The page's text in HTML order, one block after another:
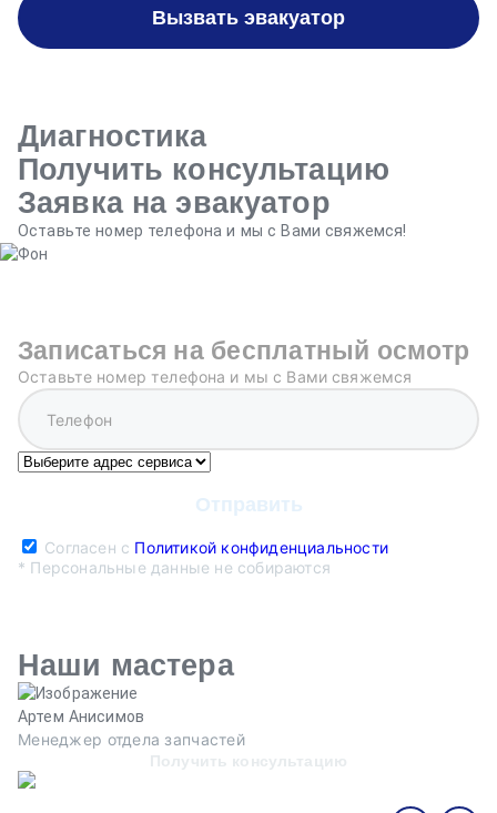
Вызвать эвакуатор
Диагностика
Получить консультацию
Заявка на эвакуатор
Оставьте номер телефона и мы с Вами свяжемся!
Записаться на бесплатный осмотр
Оставьте номер телефона и мы с Вами свяжемся
Согласен с Политикой конфиденциальности
* Персональные данные не собираются
Наши мастера
Артем Анисимов
Менеджер отдела запчастей
Получить консультацию